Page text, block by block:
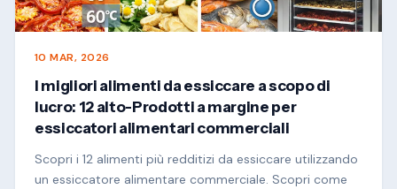
10 MAR, 2026
I migliori alimenti da essiccare a scopo di
lucro: 12 alto-Prodotti a margine per
essiccatori alimentari commerciali
Scopri i 12 alimenti più redditizi da essiccare utilizzando
un essiccatore alimentare commerciale. Scopri come